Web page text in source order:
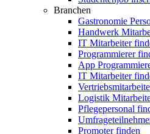
Branchen
Gastronomie
Handwerk
IT Mitarbeiter
Programmierer
App
IT Mitarbeiter
Logistik
Pflegepersonal
Promoter finden